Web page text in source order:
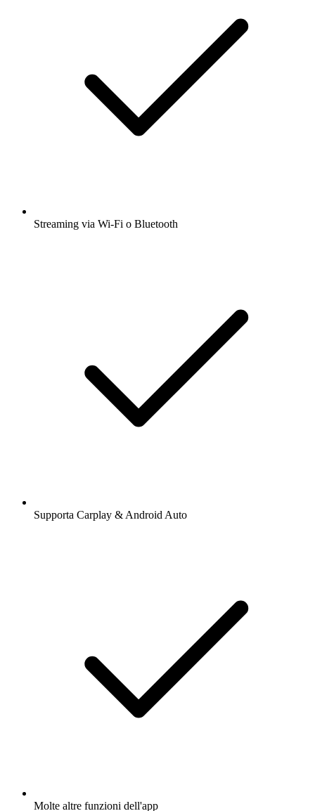
Streaming via Wi-Fi o Bluetooth
Supporta Carplay & Android Auto
Molte altre funzioni dell'app